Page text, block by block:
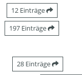
12 Einträge
197 Einträge
28 Einträge